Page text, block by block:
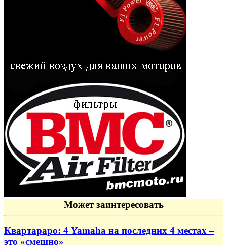
Может заинтересовать
Квартараро: 4 Yamaha на последних 4 местах –
это «смешно»